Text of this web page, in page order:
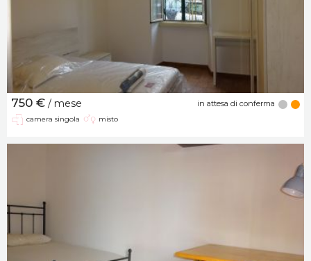
750 € / mese in attesa di conferma
camera singola misto